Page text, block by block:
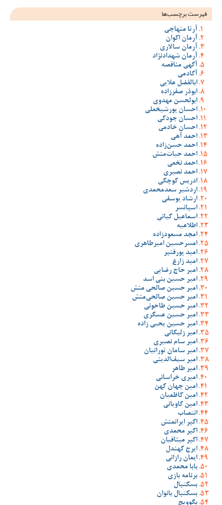
فهرست برچسب‌ها
آرتا منهاجی
آرمان اکوان
آرمان سالاری
آرمان شهدادنژاد
آگهی مناقصه
آکادمی
ابالفضل علایی
ابوذر صفرزاده
ابولحسن مهدوی
احسان پورشیخعلی
احسان جودکی
احسان خادمی
احمد آهی
احمد حسن‌زاده
احمد حیات‌منش
احمد نخعی
احمد نصیری
ادریس کوچکی
اردشیر سعدمحمدی
ارشاد یوسفی
اسپانسر
اسماعیل کیانی
اطلاعیه
امجد مسعودزاده
امسرحسین امیرطاهری
امید پورقنبر
امید زارع
امیر حاج رضایی
امیر حسین بنی اسد
امیر حسین صالحی منش
امیر حسین صالحی‌منش
امیر حسین طاحونی
امیر حسین عسگری
امیر حسین یحیی زاده
امیر زلیکانی
امیر سام نصیری
امیر سامان تورانیان
امیر سیف‌الدینی
امیر طاهر
امیری خراسانی
امین جهان کهن
امین کاظمیان
امین کاویانی
انتصاب
اکبر ایرانمنش
اکبر محمدی
اکبر میثاقیان
ایرج کهندل
ایمان رازانی
بابا محمدی
برنامه بازی
بسکتبال
بسکتبال بانوان
بگوویچ